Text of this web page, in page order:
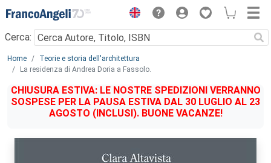
Menu
Cerca:
Main content
Home
Teorie e storia dell'architettura
La residenza di Andrea Doria a Fassolo.
CHIUSURA ESTIVA: LE NOSTRE SPEDIZIONI VERRANNO
SOSPESE PER LA PAUSA ESTIVA DAL 30 LUGLIO AL 23
AGOSTO (INCLUSI). BUONE VACANZE!